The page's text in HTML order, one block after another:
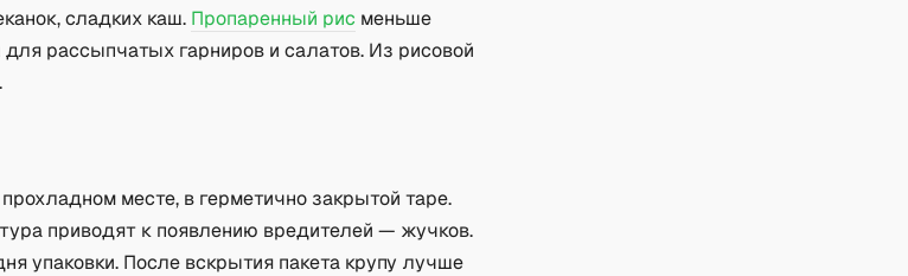
сладких каш. Пропаренный рис меньше
рассыпчатых гарниров и салатов. Из рисовой
месте, в герметично закрытой таре.
приводят к появлению вредителей — жучков.
упаковки. После вскрытия пакета крупу лучше